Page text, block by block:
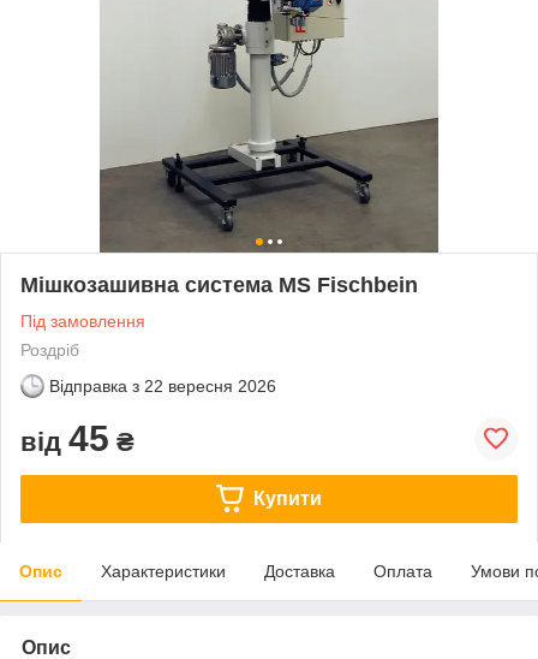
Мішкозашивна система MS Fischbein
Під замовлення
Роздріб
Відправка з 22 вересня 2026
від 45 ₴
Купити
Опис Характеристики Доставка Оплата Умови
Опис